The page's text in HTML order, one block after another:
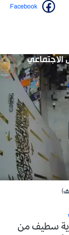
Facebook
الاجتماعي
سطيف من